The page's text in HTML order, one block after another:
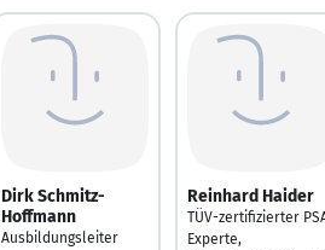
Dirk Schmitz-
Hoffmann
Ausbildungsleiter
Reinhard Haider
TÜV-zertifizierter
Experte,